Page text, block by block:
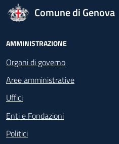
logo Unione Europea
Comune di Genova
Footer -
AMMINISTRAZIONE
Organi di governo
Aree amministrative
Uffici
Enti e Fondazioni
Politici